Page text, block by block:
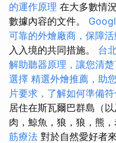
的運作原理 在大多數情
數據內容的文件。
可靠的外燴廠商，保障
入入境的共同措施。 台
解助聽器原理，讓您清
選擇 精選外燴推薦，助
片要求，了解如何準備
居住在斯瓦爾巴群島（
肉，鯨魚，狼，狼，熊
筋療法 對於自然愛好者